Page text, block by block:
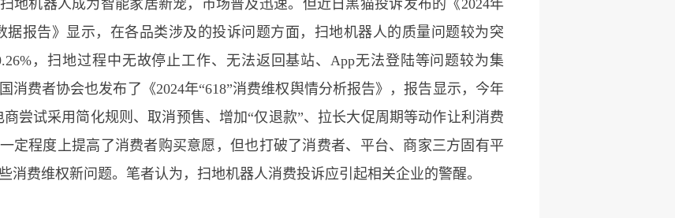
机器人成为智能家居新宠，市场普及迅速。但近日黑猫投诉发布的《2024年
据报告》显示，在各品类涉及的投诉问题方面，扫地机器人的质量问题较为突
，扫地过程中无故停止工作、无法返回基站、App无法登陆等问题较为集
消费者协会也发布了《2024年“618”消费维权舆情分析报告》，报告显示，今年
商尝试采用简化规则、取消预售、增加“仅退款”、拉长大促周期等动作让利消费
定程度上提高了消费者购买意愿，但也打破了消费者、平台、商家三方固有平
消费维权新问题。笔者认为，扫地机器人消费投诉应引起相关企业的警醒。